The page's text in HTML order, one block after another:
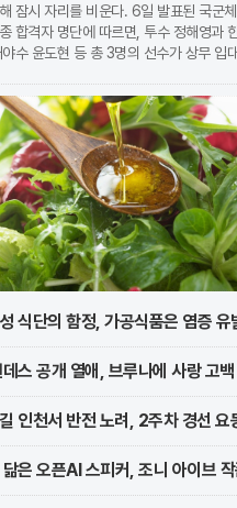
잠시 자리를 비운다. 6일 발표된 국군
합격자 명단에 따르면, 투수 정해영과
수 윤도현 등 총 3명의 선수가 상무 입
원하며 높은 경쟁률을 보였으나, 최종적으
식단의 함정, 가공식품은 염증 유
스 공개 열애, 브루나에 사랑 고백
인천서 반전 노려, 2주차 경선 요
은 오픈AI 스피커, 조니 아이브